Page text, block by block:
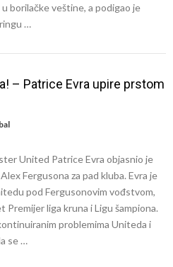
borilačke veštine, a podigao je
…
– Patrice Evra upire prstom
United Patrice Evra objasnio je
Fergusona za pad kluba. Evra je
pod Fergusonovim vođstvom,
liga kruna i Ligu šampiona.
problemima Uniteda i
se …